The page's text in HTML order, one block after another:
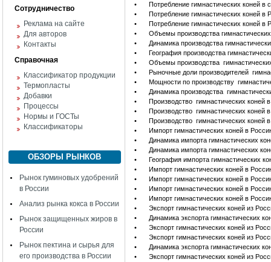
Сотрудничество
Реклама на сайте
Для авторов
Контакты
Справочная
Классификатор продукции
Термопласты
Добавки
Процессы
Нормы и ГОСТы
Классификаторы
ОБЗОРЫ РЫНКОВ
Рынок гуминовых удобрений
в России
Анализ рынка кокса в России
Рынок защищенных жиров в
России
Рынок пектина и сырья для
его производства в России
•
Потребление гимнастических коней в
•
Потребление гимнастических коней
•
Потребление гимнастических коней в
•
Объемы производства
•
Динамика производства
•
География производства
•
Объемы производства
•
Рыночные доли производителей
•
Мощности по производству
•
Динамика производства
•
Производство гимнастических коней
•
Производство гимнастических коней
•
Производство гимнастических коней
•
Импорт гимнастических коней в
•
Динамика импорта гимнастических
•
Динамика импорта гимнастических
•
География импорта гимнастических
•
Импорт гимнастических коней в
•
Импорт гимнастических коней в
•
Импорт гимнастических коней в
•
Импорт гимнастических коней в
•
Экспорт гимнастических коней из
•
Динамика экспорта гимнастических
•
Экспорт гимнастических коней из
•
Экспорт гимнастических коней из
•
Динамика экспорта гимнастических
•
Экспорт гимнастических коней из